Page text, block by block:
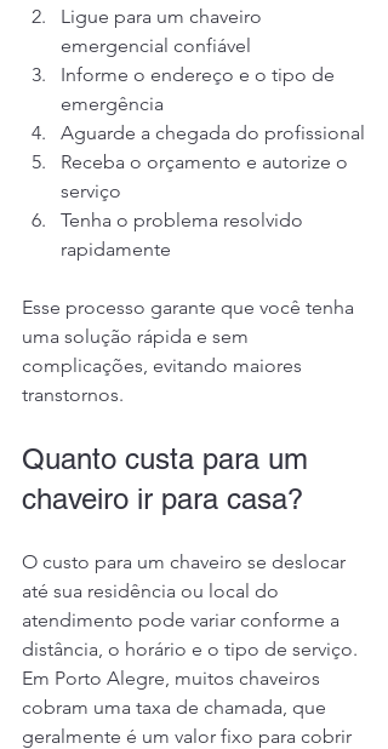
Ligue para um chaveiro
emergencial confiável
Informe o endereço e o tipo de
emergência
Aguarde a chegada do profissional
Receba o orçamento e autorize o
serviço
Tenha o problema resolvido
rapidamente
Esse processo garante que você tenha
uma solução rápida e sem
complicações, evitando maiores
transtornos.
Quanto custa para um
chaveiro ir para casa?
O custo para um chaveiro se deslocar
até sua residência ou local do
atendimento pode variar conforme a
distância, o horário e o tipo de serviço.
Em Porto Alegre, muitos chaveiros
cobram uma taxa de chamada, que
geralmente é um valor fixo para cobrir